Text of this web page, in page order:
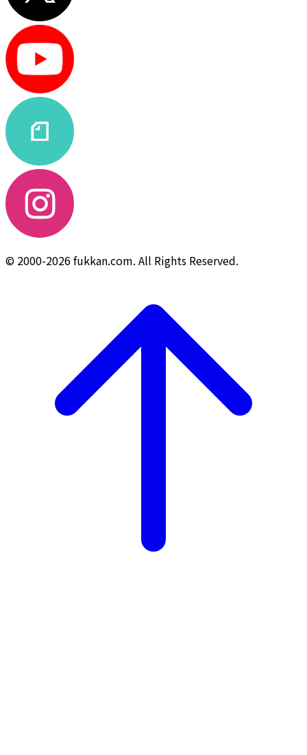
© 2000-2026 fukkan.com. All Rights Reserved.